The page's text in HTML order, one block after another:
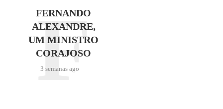
FERNANDO
ALEXANDRE,
UM MINISTRO
CORAJOSO
3 semanas ago
F